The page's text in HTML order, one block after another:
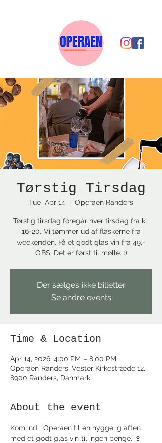
Tørstig Tirsdag
Tue, Apr 14
  |
Operaen Randers
Tørstig tirsdag foregår hver tirsdag fra kl.
16-20. Vi tømmer ud af flaskerne fra
weekenden. Få et godt glas vin fra 49,-
OBS: Det er først til mølle. :)
Der sælges ikke billetter
Se andre events
Time & Location
Apr 14, 2026, 4:00 PM – 8:00 PM
Operaen Randers, Vester Kirkestræde 12,
8900 Randers, Danmark
About the event
Kom ind i Operaen til en hyggelig aften
med et godt glas vin til ingen penge. 🍷